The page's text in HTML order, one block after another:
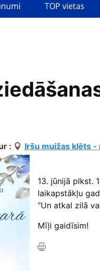
TOP vietas
: Iršu muižas klēts -
13. jūnijā plkst.
laikapstākļu
“Un atkal zilā
Mīļi gaidīsim!